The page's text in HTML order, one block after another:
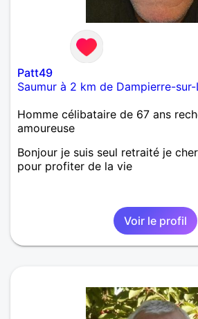
Patt49
Saumur à 2 km de Dampierre-
Homme célibataire de 67 ans
amoureuse
Bonjour je suis seul retraité je
pour profiter de la vie
Voir le profil